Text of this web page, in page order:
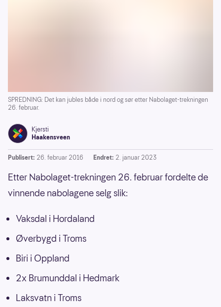
SPREDNING: Det kan jubles både i nord og sør etter Nabolaget-trekningen
26. februar.
Kjersti
Haakensveen
Publisert: 26. februar 2016 Endret: 2. januar 2023
Etter Nabolaget-trekningen 26. februar fordelte de
vinnende nabolagene selg slik:
Vaksdal i Hordaland
Øverbygd i Troms
Biri i Oppland
2x Brumunddal i Hedmark
Laksvatn i Troms